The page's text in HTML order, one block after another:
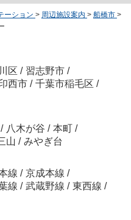
ーション > 周辺施設案内 > 船橋市 >
区 / 習志野市 /
西市 / 千葉市稲毛区 /
/ 八木が谷 / 本町 /
山 / みやぎ台
線 / 京成本線 /
線 / 武蔵野線 / 東西線 /